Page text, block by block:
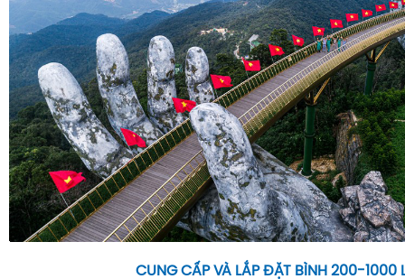
CUNG CẤP VÀ LẮP ĐẶT BÌNH 200-1000